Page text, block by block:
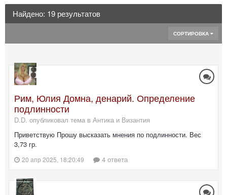
Найдено: 19 результатов
СОРТИРОВКА
Рим, Юлия Домна, денарий. Определение
подлинности
D.D. опубликовал тема в Антика и Византия
Приветствую Прошу высказать мнения по подлинности. Вес
3,73 гр.
20 апр 2025, 18:20:49 4 ответа